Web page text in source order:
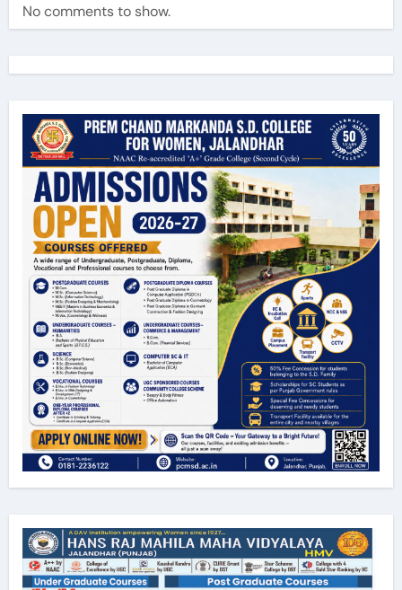
No comments to show.